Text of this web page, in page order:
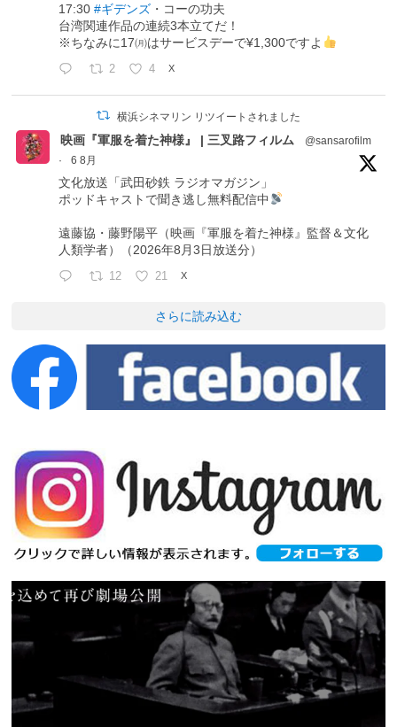
17:30#ギデンズ ・コーの功夫
台湾関連作品の連続3本立てだ！
※ちなみに17㈪はサービスデーで¥1,300ですよ
2 4 X
横浜シネマリン リツイートされました
映画『軍服を着た神様』 | 三叉路フィルム
@sansarofilm
·
6 8月
文化放送「武田砂鉄 ラジオマガジン」
ポッドキャストで聞き逃し無料配信中
遠藤協・藤野陽平（映画『軍服を着た神様』監督＆文化
人類学者）（2026年8月3日放送分）
12 21 X
さらに読み込む